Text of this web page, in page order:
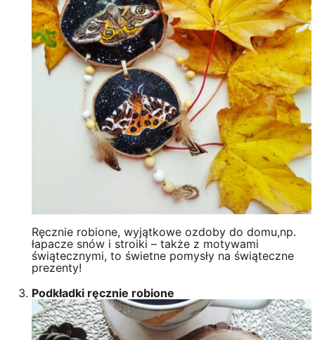
Ręcznie robione, wyjątkowe ozdoby do domu,np.
łapacze snów i stroiki – także z motywami
świątecznymi, to świetne pomysły na świąteczne
prezenty!
Podkładki ręcznie robione